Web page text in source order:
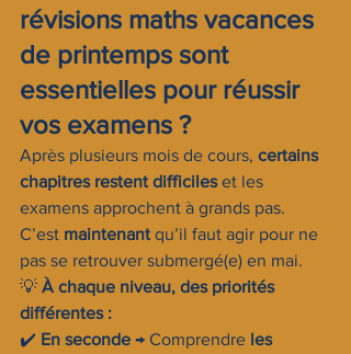
révisions maths vacances
de printemps sont
essentielles pour réussir
vos examens ?
Après plusieurs mois de cours, certains
chapitres restent difficiles et les
examens approchent à grands pas.
C’est maintenant qu’il faut agir pour ne
pas se retrouver submergé(e) en mai.
💡 À chaque niveau, des priorités
différentes :
✔️ En seconde → Comprendre les